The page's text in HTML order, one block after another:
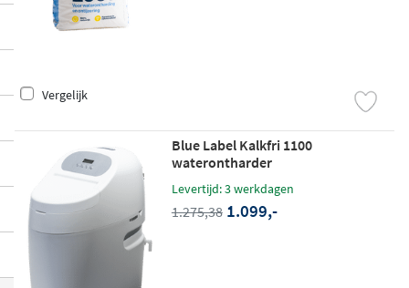
plete oplossing die past bij jouw waterver
bruik en woonsituatie, en geniet je voorta
Vergelijk
Blue Label Kalkfri 1100
waterontharder
Levertijd: 3 werkdagen
1.275,38 1.099,-